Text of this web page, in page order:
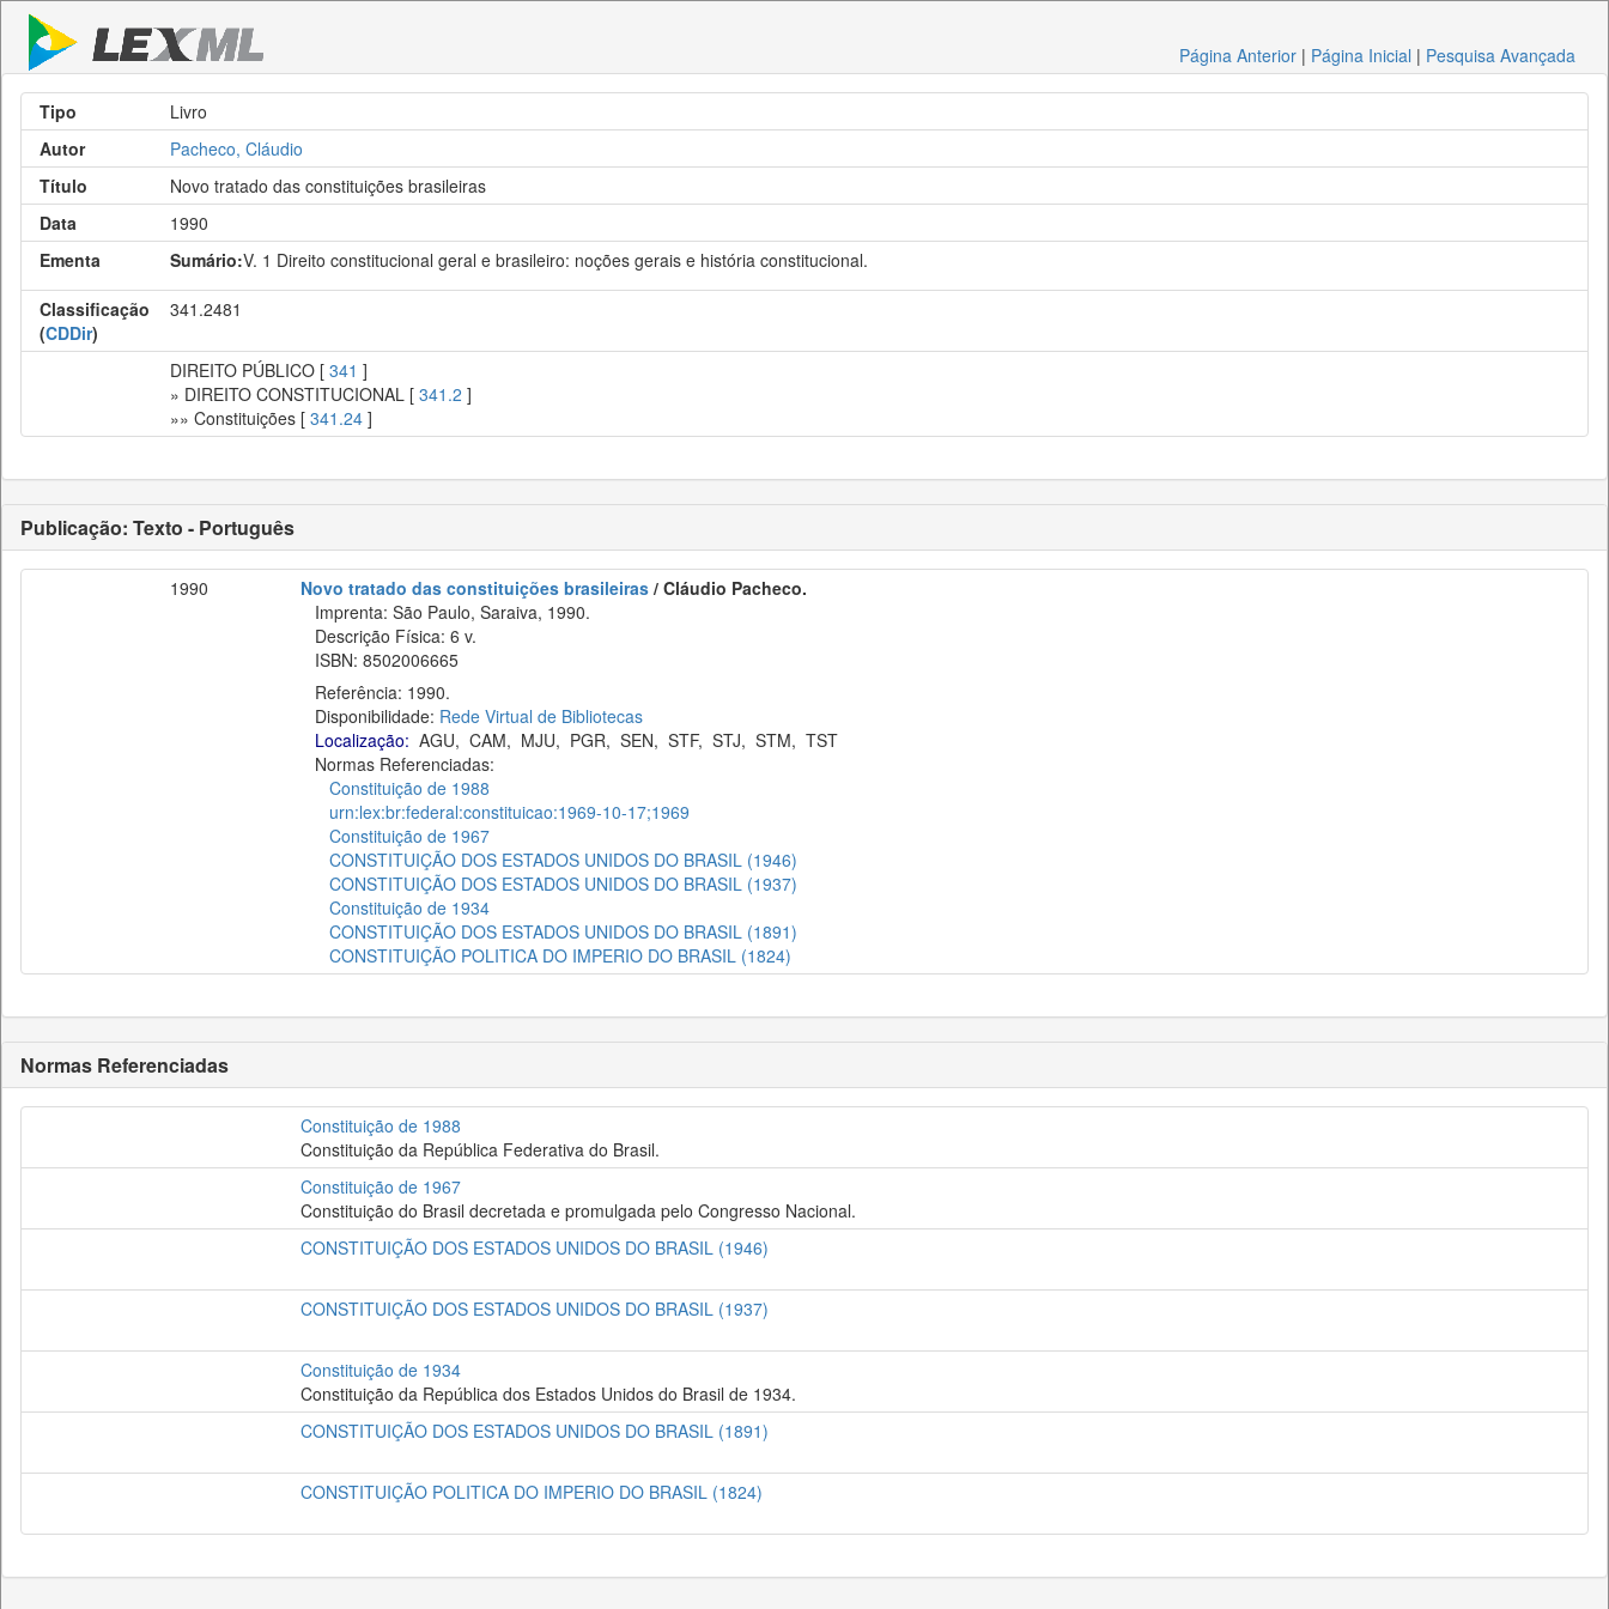
Página Anterior | Página Inicial | Pesquisa Avançada
Tipo
Livro
Autor
Pacheco, Cláudio
Título
Novo tratado das constituições brasileiras
Data
1990
Ementa
Sumário:V. 1 Direito constitucional geral e brasileiro: noções gerais e história constitucional.
Classificação
(CDDir)
341.2481
DIREITO PÚBLICO [ 341 ]
» DIREITO CONSTITUCIONAL [ 341.2 ]
»» Constituições [ 341.24 ]
Publicação: Texto - Português
1990 Novo tratado das constituições brasileiras / Cláudio Pacheco.
Imprenta: São Paulo, Saraiva, 1990.
Descrição Física: 6 v.
ISBN: 8502006665
Referência: 1990.
Disponibilidade: Rede Virtual de Bibliotecas
Localização: AGU, CAM, MJU, PGR, SEN, STF, STJ, STM, TST
Normas Referenciadas:
Constituição de 1988
urn:lex:br:federal:constituicao:1969-10-17;1969
Constituição de 1967
CONSTITUIÇÃO DOS ESTADOS UNIDOS DO BRASIL (1946)
CONSTITUIÇÃO DOS ESTADOS UNIDOS DO BRASIL (1937)
Constituição de 1934
CONSTITUIÇÃO DOS ESTADOS UNIDOS DO BRASIL (1891)
CONSTITUIÇÃO POLITICA DO IMPERIO DO BRASIL (1824)
Normas Referenciadas
Constituição de 1988
Constituição da República Federativa do Brasil.
Constituição de 1967
Constituição do Brasil decretada e promulgada pelo Congresso Nacional.
CONSTITUIÇÃO DOS ESTADOS UNIDOS DO BRASIL (1946)
CONSTITUIÇÃO DOS ESTADOS UNIDOS DO BRASIL (1937)
Constituição de 1934
Constituição da República dos Estados Unidos do Brasil de 1934.
CONSTITUIÇÃO DOS ESTADOS UNIDOS DO BRASIL (1891)
CONSTITUIÇÃO POLITICA DO IMPERIO DO BRASIL (1824)